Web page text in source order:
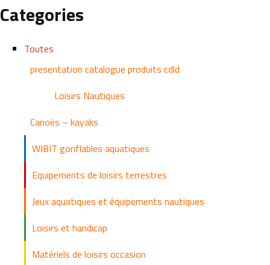
Categories
Toutes
presentation catalogue produits cdld
Loisirs Nautiques
Canoës – kayaks
WIBIT gonflables aquatiques
Equipements de loisirs terrestres
Jeux aquatiques et équipements nautiques
Loisirs et handicap
Matériels de loisirs occasion